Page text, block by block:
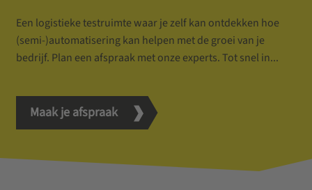
Een logistieke testruimte waar je zelf kan ontdekken hoe
(semi-)automatisering kan helpen met de groei van je
bedrijf. Plan een afspraak met onze experts. Tot snel in...
Maak je afspraak